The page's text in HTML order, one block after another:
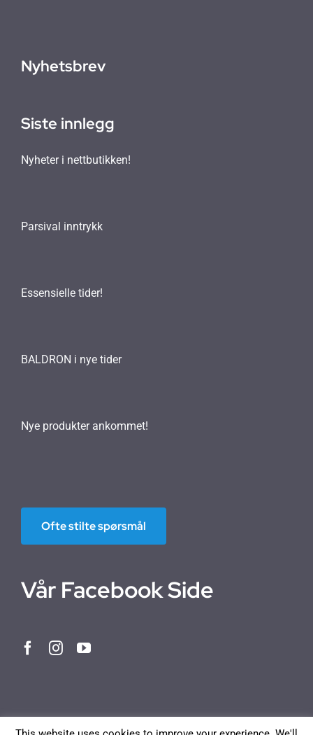
Nyhetsbrev
Siste innlegg
Nyheter i nettbutikken!
Parsival inntrykk
Essensielle tider!
BALDRON i nye tider
Nye produkter ankommet!
Ofte stilte spørsmål
Vår Facebook Side